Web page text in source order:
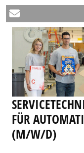
FÜR
(M/W/D)